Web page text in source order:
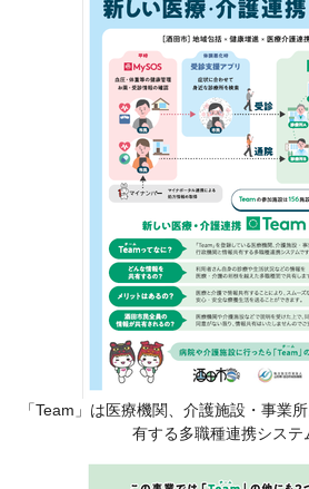
「Team」は医療機関、介護施設・事業
有する多職種連携システ